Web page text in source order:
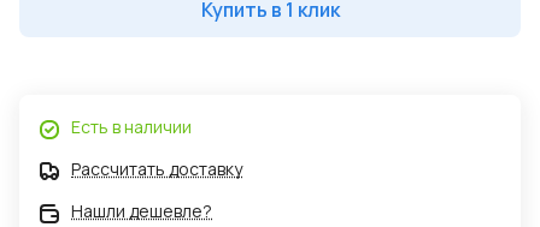
Купить в 1 клик
Есть в наличии
Рассчитать доставку
Нашли дешевле?